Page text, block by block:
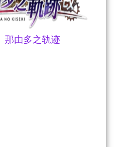
那由多之轨迹